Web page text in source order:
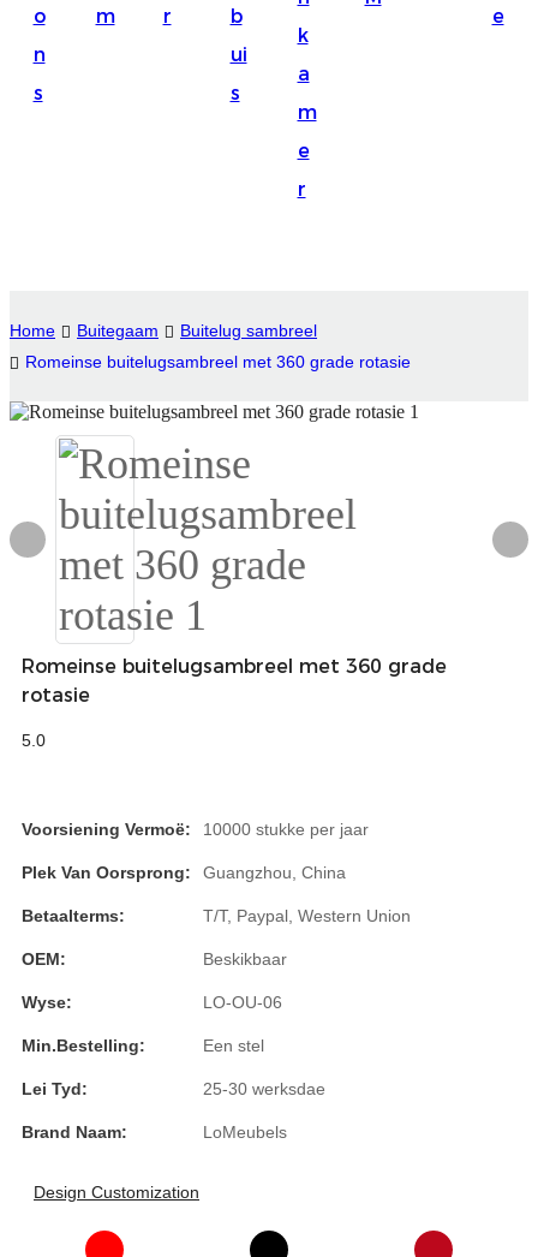
Pilipino
Shona
Sugbuanon
Euskara
o
n
s
m
r
b
ui
s
k
a
m
e
r
e
Home Buitegaam
Buitelug sambreel
Romeinse buitelugsambreel met 360 grade rotasie
Romeinse buitelugsambreel met 360 grade
rotasie
5.0
Voorsiening Vermoë: 10000 stukke per jaar
Plek Van Oorsprong: Guangzhou, China
Betaalterms: T/T, Paypal, Western Union
OEM: Beskikbaar
Wyse: LO-OU-06
Min.Bestelling: Een stel
Lei Tyd: 25-30 werksdae
Brand Naam: LoMeubels
Design Customization